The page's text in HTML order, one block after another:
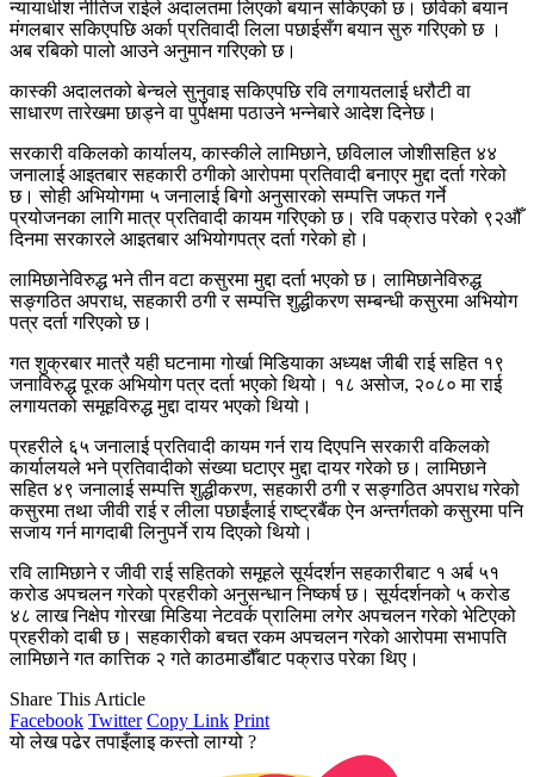
न्यायाधीश नीतिज राईले अदालतमा लिएको बयान सकिएको छ। छविको बयान
मंगलबार सकिएपछि अर्का प्रतिवादी लिला पछाईसँग बयान सुरु गरिएको छ ।
अब रबिको पालो आउने अनुमान गरिएको छ।
कास्की अदालतको बेन्चले सुनुवाइ सकिएपछि रवि लगायतलाई धरौटी वा
साधारण तारेखमा छाड्ने वा पुर्पक्षमा पठाउने भन्नेबारे आदेश दिनेछ।
सरकारी वकिलको कार्यालय, कास्कीले लामिछाने, छविलाल जोशीसहित ४४
जनालाई आइतबार सहकारी ठगीको आरोपमा प्रतिवादी बनाएर मुद्दा दर्ता गरेको
छ। सोही अभियोगमा ५ जनालाई बिगो अनुसारको सम्पत्ति जफत गर्ने
प्रयोजनका लागि मात्र प्रतिवादी कायम गरिएको छ। रवि पक्राउ परेको ९२औँ
दिनमा सरकारले आइतबार अभियोगपत्र दर्ता गरेको हो।
लामिछानेविरुद्ध भने तीन वटा कसुरमा मुद्दा दर्ता भएको छ। लामिछानेविरुद्ध
सङ्गठित अपराध, सहकारी ठगी र सम्पत्ति शुद्धीकरण सम्बन्धी कसुरमा अभियोग
पत्र दर्ता गरिएको छ।
गत शुक्रबार मात्रै यही घटनामा गोर्खा मिडियाका अध्यक्ष जीबी राई सहित १९
जनाविरुद्ध पूरक अभियोग पत्र दर्ता भएको थियो। १८ असोज, २०८० मा राई
लगायतको समूहविरुद्ध मुद्दा दायर भएको थियो।
प्रहरीले ६५ जनालाई प्रतिवादी कायम गर्न राय दिएपनि सरकारी वकिलको
कार्यालयले भने प्रतिवादीको संख्या घटाएर मुद्दा दायर गरेको छ। लामिछाने
सहित ४९ जनालाई सम्पत्ति शुद्धीकरण, सहकारी ठगी र सङ्गठित अपराध गरेको
कसुरमा तथा जीवी राई र लीला पछाईंलाई राष्ट्रबैंक ऐन अन्तर्गतको कसुरमा पनि
सजाय गर्न मागदाबी लिनुपर्ने राय दिएको थियो।
रवि लामिछाने र जीवी राई सहितको समूहले सूर्यदर्शन सहकारीबाट १ अर्ब ५१
करोड अपचलन गरेको प्रहरीको अनुसन्धान निष्कर्ष छ। सूर्यदर्शनको ५ करोड
४८ लाख निक्षेप गोरखा मिडिया नेटवर्क प्रालिमा लगेर अपचलन गरेको भेटिएको
प्रहरीको दाबी छ। सहकारीको बचत रकम अपचलन गरेको आरोपमा सभापति
लामिछाने गत कात्तिक २ गते काठमाडौँबाट पक्राउ परेका थिए।
Share This Article
Facebook Twitter Copy Link Print
यो लेख पढेर तपाइँलाइ कस्तो लाग्यो ?